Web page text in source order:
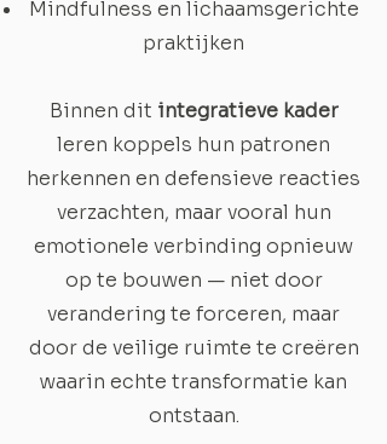
Mindfulness en lichaamsgerichte
praktijken
Binnen dit integratieve kader
leren koppels hun patronen
herkennen en defensieve reacties
verzachten, maar vooral hun
emotionele verbinding opnieuw
op te bouwen — niet door
verandering te forceren, maar
door de veilige ruimte te creëren
waarin echte transformatie kan
ontstaan.